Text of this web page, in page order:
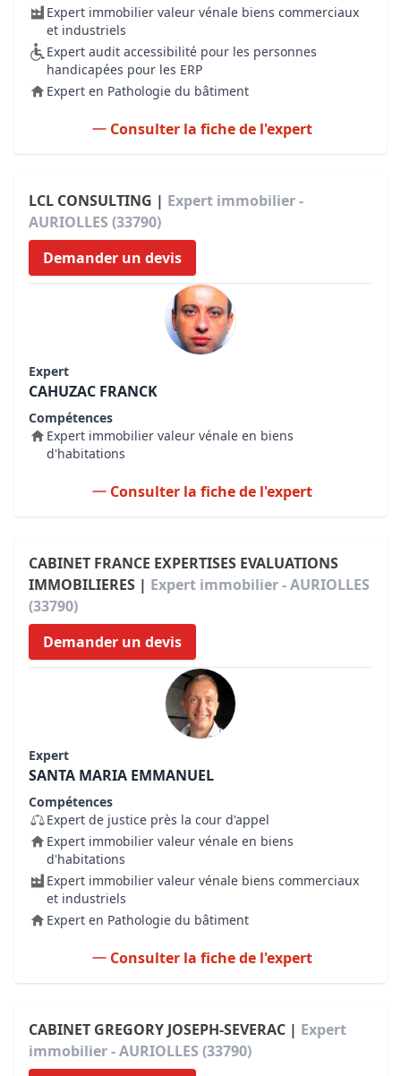
Expert immobilier valeur vénale biens commerciaux
et industriels
Expert audit accessibilité pour les personnes
handicapées pour les ERP
Expert en Pathologie du bâtiment
Consulter la fiche de l'expert
LCL CONSULTING | Expert immobilier -
AURIOLLES (33790)
Demander un devis
Expert
CAHUZAC FRANCK
Compétences
Expert immobilier valeur vénale en biens
d'habitations
Consulter la fiche de l'expert
CABINET FRANCE EXPERTISES EVALUATIONS
IMMOBILIERES | Expert immobilier - AURIOLLES
(33790)
Demander un devis
Expert
SANTA MARIA EMMANUEL
Compétences
Expert de justice près la cour d'appel
Expert immobilier valeur vénale en biens
d'habitations
Expert immobilier valeur vénale biens commerciaux
et industriels
Expert en Pathologie du bâtiment
Consulter la fiche de l'expert
CABINET GREGORY JOSEPH-SEVERAC | Expert
immobilier - AURIOLLES (33790)